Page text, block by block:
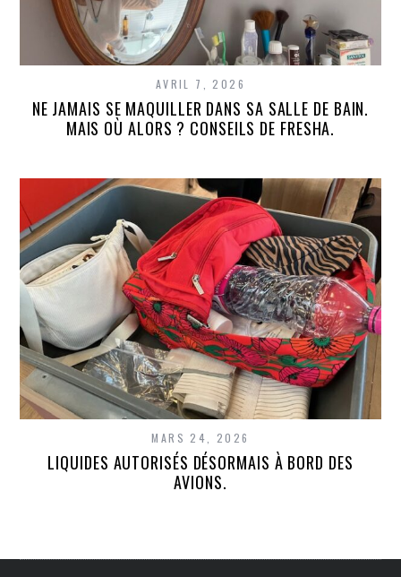
AVRIL 7, 2026
NE JAMAIS SE MAQUILLER DANS SA SALLE DE BAIN.
MAIS OÙ ALORS ? CONSEILS DE FRESHA.
MARS 24, 2026
LIQUIDES AUTORISÉS DÉSORMAIS À BORD DES
AVIONS.